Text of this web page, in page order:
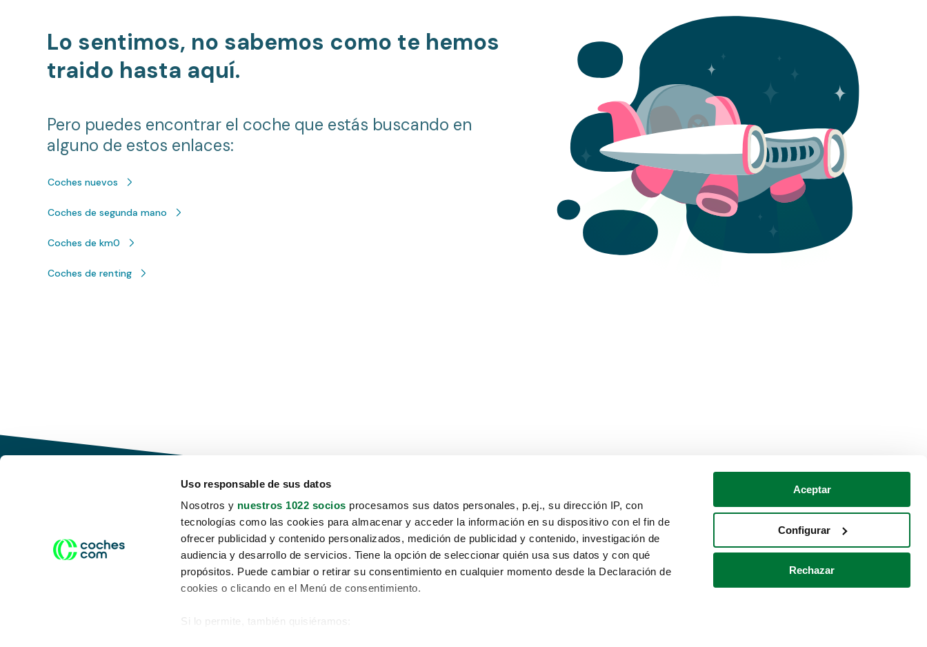
Uso responsable de sus datos
Nosotros y nuestros 1022 socios procesamos sus datos personales, p.ej., su dirección IP, con
tecnologías como las cookies para almacenar y acceder la información en su dispositivo con el fin de
ofrecer publicidad y contenido personalizados, medición de publicidad y contenido, investigación de
audiencia y desarrollo de servicios. Tiene la opción de seleccionar quién usa sus datos y con qué
propósitos. Puede cambiar o retirar su consentimiento en cualquier momento desde la Declaración de
cookies o clicando en el Menú de consentimiento.
Si lo permite, también quisiéramos:
Aceptar
Configurar
Rechazar
Lo sentimos, no sabemos como te hemos
traido hasta aquí.
Pero puedes encontrar el coche que estás buscando en
alguno de estos enlaces:
Coches nuevos
Coches de segunda mano
Coches de km0
Coches de renting
Conduce tu futuro,
desata tu movilidad